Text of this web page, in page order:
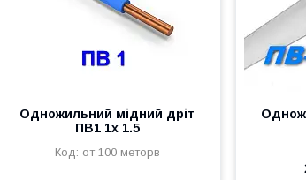
Одножильний мідний дріт
ПВ1 1х 1.5
от 100 меторв